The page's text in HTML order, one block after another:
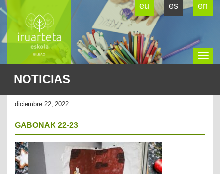
eu es en
NOTICIAS
diciembre 22, 2022
GABONAK 22-23